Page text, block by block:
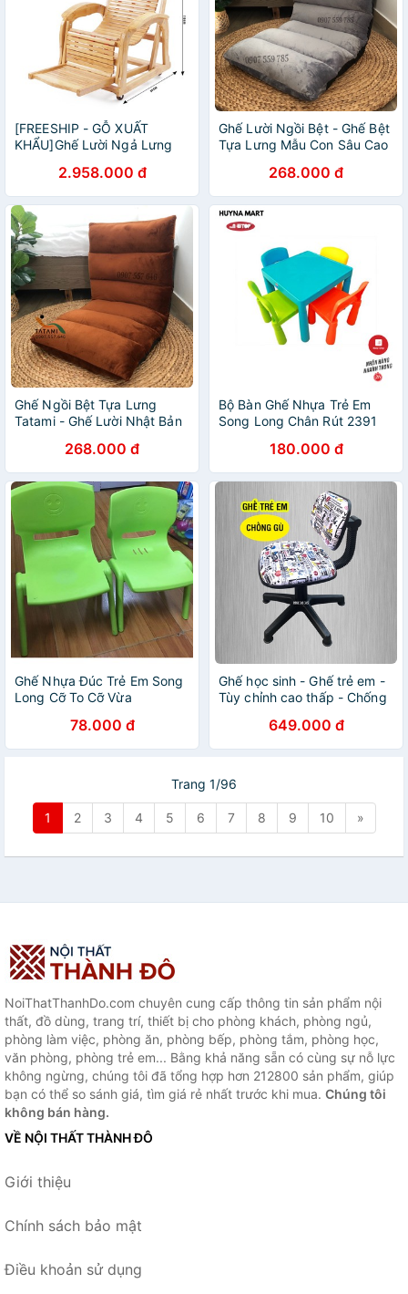
[FREESHIP - GỖ XUẤT
KHẨU]Ghế Lười Ngả Lưng
Đọc Sáng Ngồi Ngoài Hiên
2.958.000 đ
Ghế Lười Ngồi Bệt - Ghế Bệt
Tựa Lưng Mẫu Con Sâu Cao
268.000 đ
Ghế Ngồi Bệt Tựa Lưng
Tatami - Ghế Lười Nhật Bản
268.000 đ
Bộ Bàn Ghế Nhựa Trẻ Em
Song Long Chân Rút 2391
180.000 đ
Ghế Nhựa Đúc Trẻ Em Song
Long Cỡ To Cỡ Vừa
78.000 đ
Ghế học sinh - Ghế trẻ em -
Tùy chỉnh cao thấp - Chống
649.000 đ
Trang 1/96
1 2 3 4 5 6 7 8 9 10 »
NoiThatThanhDo.com chuyên cung cấp thông tin sản phẩm nội
thất, đồ dùng, trang trí, thiết bị cho phòng khách, phòng ngủ,
phòng làm việc, phòng ăn, phòng bếp, phòng tắm, phòng học,
văn phòng, phòng trẻ em... Bằng khả năng sẵn có cùng sự nỗ lực
không ngừng, chúng tôi đã tổng hợp hơn 212800 sản phẩm, giúp
bạn có thể so sánh giá, tìm giá rẻ nhất trước khi mua. Chúng tôi
không bán hàng.
VỀ NỘI THẤT THÀNH ĐÔ
Giới thiệu
Chính sách bảo mật
Điều khoản sử dụng